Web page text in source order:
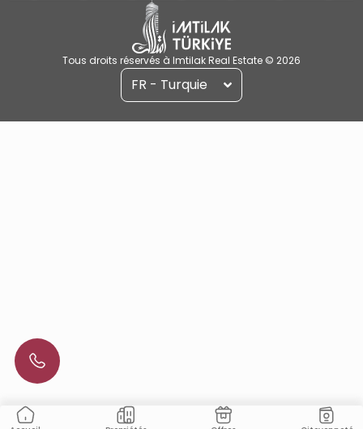
Tous droits réservés à Imtilak Real Estate © 2026
FR - Turquie